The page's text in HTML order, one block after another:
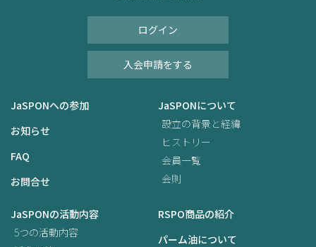
ログイン
入会申請をする
JaSPONへの参加
お知らせ
FAQ
お問合せ
JaSPONについて
設立の背景と経緯
ヒストリー
会員一覧
会則
JaSPONの活動内容
5つの活動内容
RSPO商品の紹介
パーム油について